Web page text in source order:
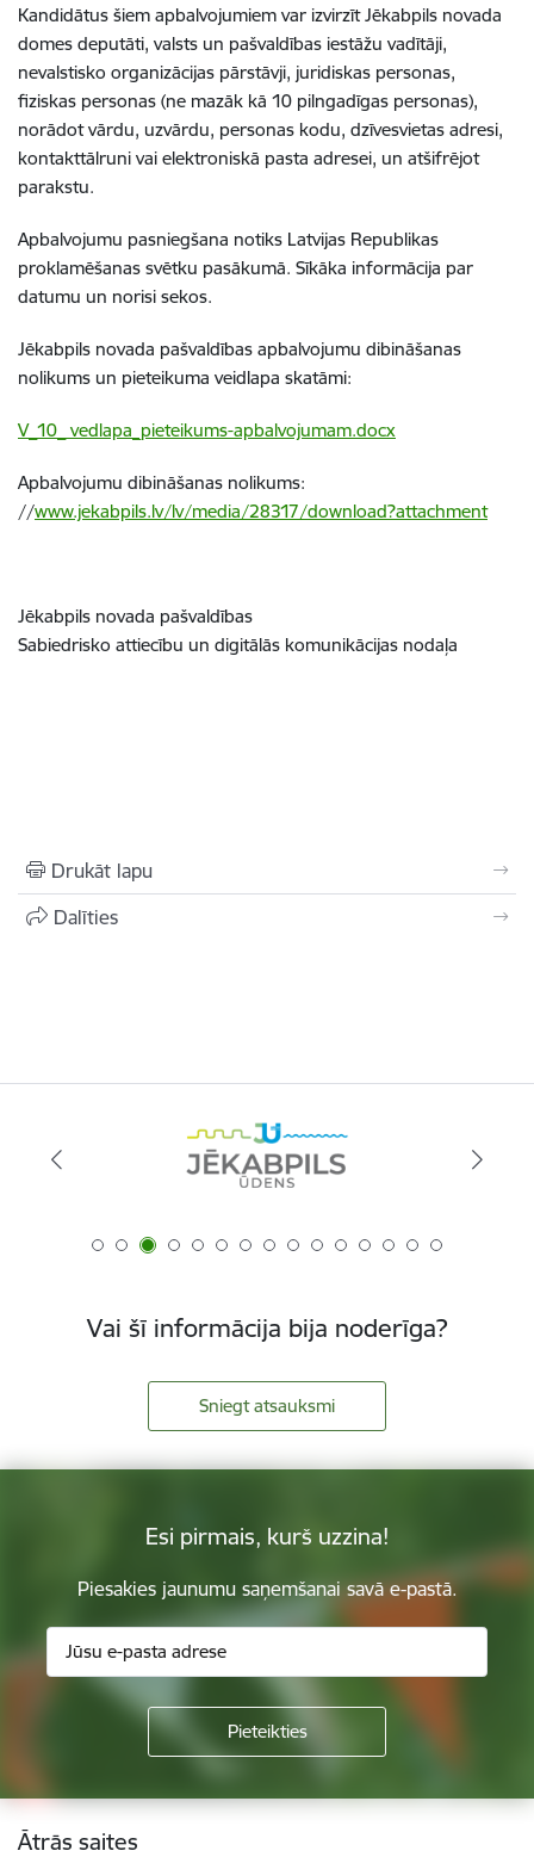
Kandidātus šiem apbalvojumiem var izvirzīt Jēkabpils novada
domes deputāti, valsts un pašvaldības iestāžu vadītāji,
nevalstisko organizācijas pārstāvji, juridiskas personas,
fiziskas personas (ne mazāk kā 10 pilngadīgas personas),
norādot vārdu, uzvārdu, personas kodu, dzīvesvietas adresi,
kontakttālruni vai elektroniskā pasta adresei, un atšifrējot
parakstu.
Apbalvojumu pasniegšana notiks Latvijas Republikas
proklamēšanas svētku pasākumā. Sīkāka informācija par
datumu un norisi sekos.
Jēkabpils novada pašvaldības apbalvojumu dibināšanas
nolikums un pieteikuma veidlapa skatāmi:
V_10_ vedlapa_pieteikums-apbalvojumam.docx
Apbalvojumu dibināšanas nolikums:
//www.jekabpils.lv/lv/media/28317/download?attachment
Jēkabpils novada pašvaldības
Sabiedrisko attiecību un digitālās komunikācijas nodaļa
Drukāt lapu
Dalīties
Vai šī informācija bija noderīga?
Sniegt atsauksmi
Esi pirmais, kurš uzzina!
Piesakies jaunumu saņemšanai savā e-pastā.
Kājene
Ātrās saites